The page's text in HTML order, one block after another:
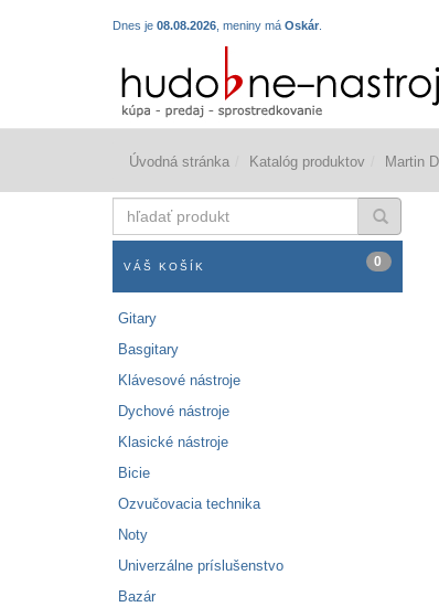
Dnes je 08.08.2026 , meniny má Oskár
Úvodná stránka Katalóg produktov Martin
produkt
VÁŠ KOŠÍK 0
Gitary
Basgitary
Klávesové nástroje
Dychové nástroje
Klasické nástroje
Bicie
Ozvučovacia technika
Noty
Univerzálne príslušenstvo
Bazár